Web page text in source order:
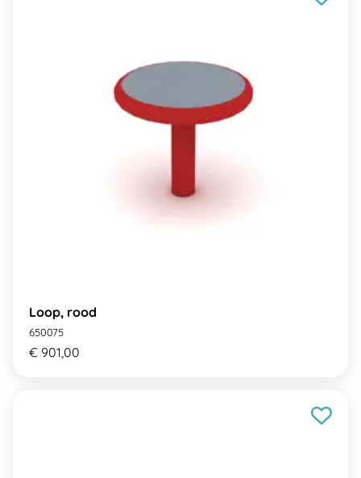
Loop, rood
650075
€ 901,00